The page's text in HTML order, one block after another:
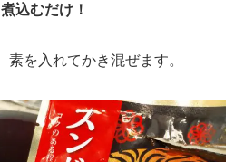
込むだけ！
を入れてかき混ぜます。